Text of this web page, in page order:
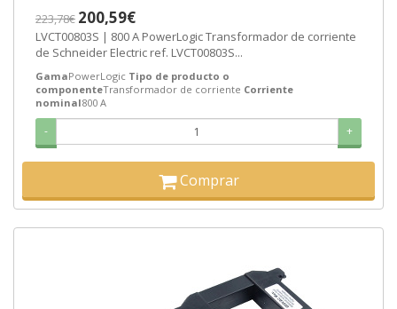
223,78€ 200,59€
LVCT00803S | 800 A PowerLogic Transformador de corriente
de Schneider Electric ref. LVCT00803S...
GamaPowerLogic Tipo de producto o
componenteTransformador de corriente Corriente
nominal800 A
- +
Comprar